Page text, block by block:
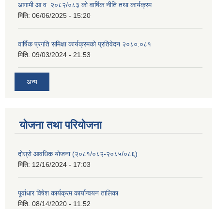
आगामी आ.व. २०८२/०८३ को वार्षिक नीति तथा कार्यक्रम
मिति: 06/06/2025 - 15:20
वार्षिक प्रगति समिक्षा कार्यक्रमको प्रतिवेदन २०८०.०८१
मिति: 09/03/2024 - 21:53
अन्य
योजना तथा परियोजना
दोस्रो आवधिक योजना (२०८१/०८२-२०८५/०८६)
मिति: 12/16/2024 - 17:03
पूर्वाधार विषेश कार्यक्रम कार्यान्वयन तालिका
मिति: 08/14/2020 - 11:52